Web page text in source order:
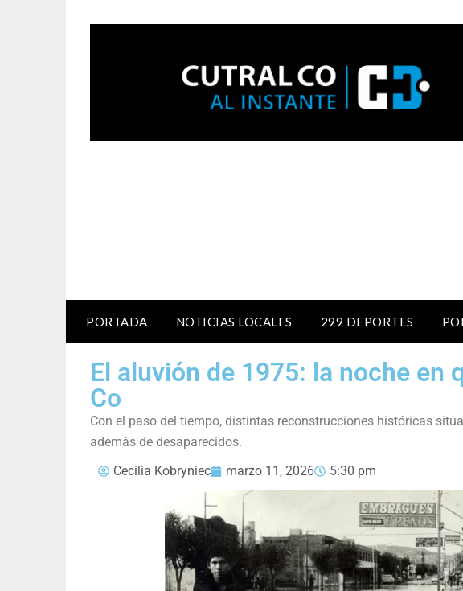
PORTADA NOTICIAS LOCALES 299 DEPORTES
El aluvión de 1975: la noche en
Co
Con el paso del tiempo, distintas reconstrucciones históricas
además de desaparecidos.
Cecilia Kobryniec
marzo 11, 2026 5:30 pm